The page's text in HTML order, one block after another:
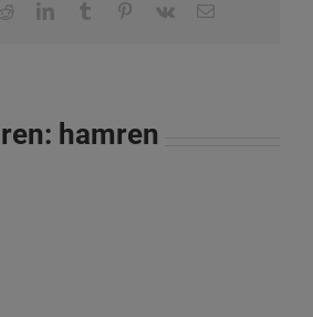
RedditLinkedInTumblr Pinterest
Vk
E-
hamren